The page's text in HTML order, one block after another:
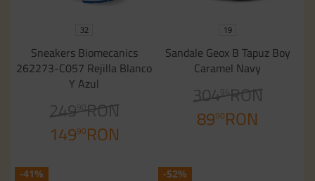
32
Sneakers Biomecanics
262273-C057 Rejilla Blanco
Y Azul
249 90RON
14990RON
19
Sandale Geox B Tapuz Boy
Caramel Navy
304 94RON
8990RON
-41% -52%